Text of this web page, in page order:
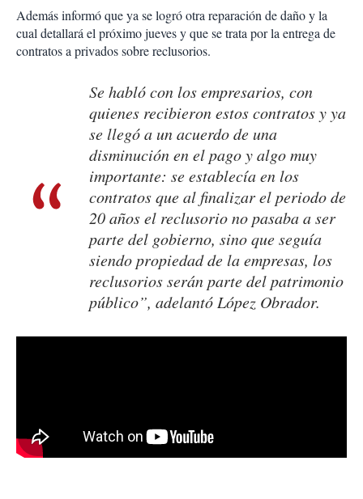
Además informó que ya se logró otra reparación de daño y la
cual detallará el próximo jueves y que se trata por la entrega de
contratos a privados sobre reclusorios.
Se habló con los empresarios, con
quienes recibieron estos contratos y ya
se llegó a un acuerdo de una
disminución en el pago y algo muy
importante: se establecía en los
contratos que al finalizar el periodo de
20 años el reclusorio no pasaba a ser
parte del gobierno, sino que seguía
siendo propiedad de la empresas, los
reclusorios serán parte del patrimonio
público”, adelantó López Obrador.